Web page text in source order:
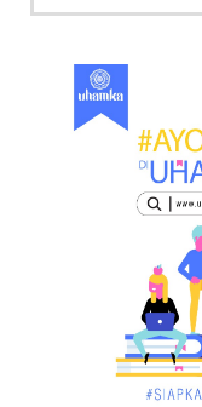
Dua Pria di
Miris,
Pekan Ini,